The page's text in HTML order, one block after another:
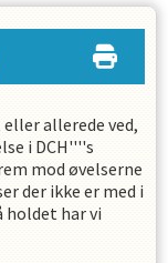
allerede ved,
i DCH''''s
mod øvelserne
der ikke er med i
holdet har vi